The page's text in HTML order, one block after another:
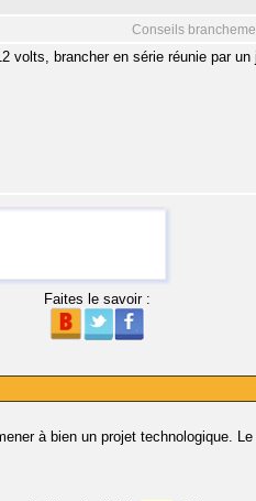
Conseils
volts, brancher en série réunie par un
Faites le savoir :
à bien un projet technologique.